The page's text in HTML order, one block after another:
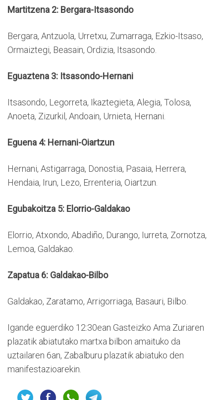
Martitzena 2: Bergara-Itsasondo
Bergara, Antzuola, Urretxu, Zumarraga, Ezkio-Itsaso,
Ormaiztegi, Beasain, Ordizia, Itsasondo.
Eguaztena 3: Itsasondo-Hernani
Itsasondo, Legorreta, Ikaztegieta, Alegia, Tolosa,
Anoeta, Zizurkil, Andoain, Urnieta, Hernani.
Eguena 4: Hernani-Oiartzun
Hernani, Astigarraga, Donostia, Pasaia, Herrera,
Hendaia, Irun, Lezo, Errenteria, Oiartzun.
Egubakoitza 5: Elorrio-Galdakao
Elorrio, Atxondo, Abadiño, Durango, Iurreta, Zornotza,
Lemoa, Galdakao.
Zapatua 6: Galdakao-Bilbo
Galdakao, Zaratamo, Arrigorriaga, Basauri, Bilbo.
Igande eguerdiko 12:30ean Gasteizko Ama Zuriaren
plazatik abiatutako martxa bilbon amaituko da
uztailaren 6an, Zabalburu plazatik abiatuko den
manifestazioarekin.